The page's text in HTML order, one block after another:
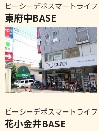
ピーシーデポスマートライフ
東府中BASE
ピーシーデポスマートライフ
花小金井BASE